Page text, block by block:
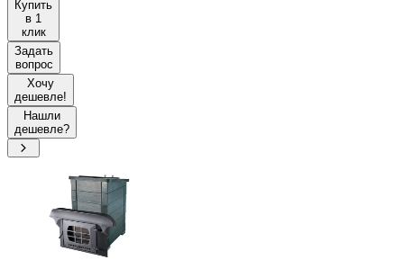
Купить
в 1
клик
Задать
вопрос
Хочу
дешевле!
Нашли
дешевле?